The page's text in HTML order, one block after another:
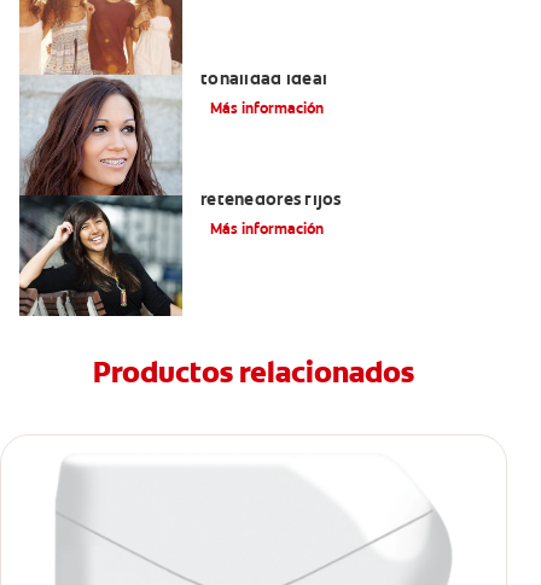
tonalidad ideal
Más información
retenedores fijos
Más información
Productos relacionados